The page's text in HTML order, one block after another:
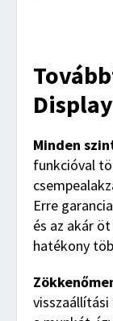
Minden
funkcióval
Erre
és az akár
hatékony